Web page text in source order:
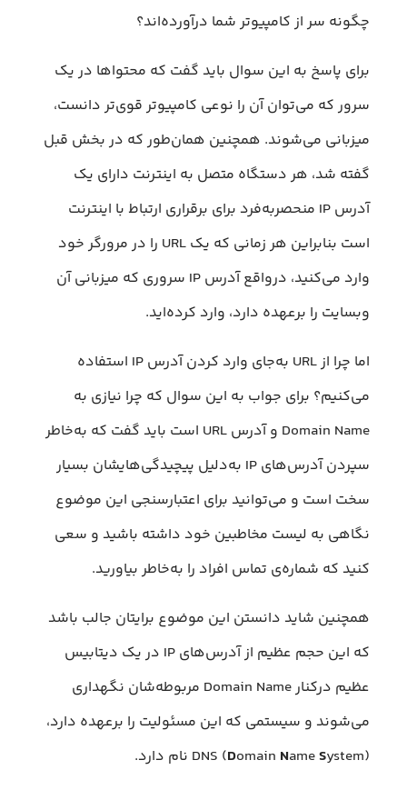
چگونه سر از کامپیوتر شما درآورده‌اند؟
برای پاسخ به این سوال باید گفت که محتواها در یک
سرور که می‌توان آن را نوعی کامپیوتر قوی‌تر دانست،
میزبانی می‌شوند. همچنین همان‌طور که در بخش قبل
گفته شد، هر دستگاه متصل به اینترنت دارای یک
آدرس IP منحصربه‌فرد برای برقراری ارتباط با اینترنت
است بنابراین هر زمانی که یک URL را در مرورگر خود
وارد می‌کنید، درواقع آدرس IP سروری که میزبانی آن
وبسایت را برعهده دارد، وارد کرده‌اید.
اما چرا از URL به‌جای وارد کردن آدرس IP استفاده
می‌کنیم؟ برای جواب به این سوال که چرا نیازی به
Domain Name و آدرس URL است باید گفت که به‌خاطر
سپردن آدرس‌های IP به‌دلیل پیچیدگی‌هایشان بسیار
سخت است و می‌توانید برای اعتبارسنجی این موضوع
نگاهی به لیست مخاطبین خود داشته باشید و سعی
کنید که شماره‌ی تماس افراد را به‌خاطر بیاورید.
همچنین شاید دانستن این موضوع برایتان جالب باشد
که این حجم عظیم از آدرس‌های IP در یک دیتابیس
عظیم درکنار Domain Name مربوطه‌شان نگهداری
می‌شوند و سیستمی که این مسئولیت را برعهده دارد،
DNS (Domain NameSystem) نام دارد.